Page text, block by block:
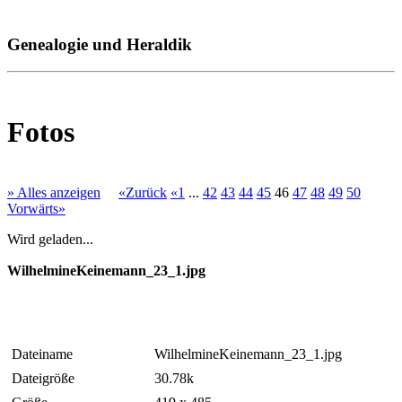
Genealogie und Heraldik
Fotos
» Alles anzeigen «Zurück «1 ... 42 43 44 45 46 47 48 49 50
Vorwärts»
Wird geladen...
WilhelmineKeinemann_23_1.jpg
Dateiname
WilhelmineKeinemann_23_1.jpg
Dateigröße
30.78k